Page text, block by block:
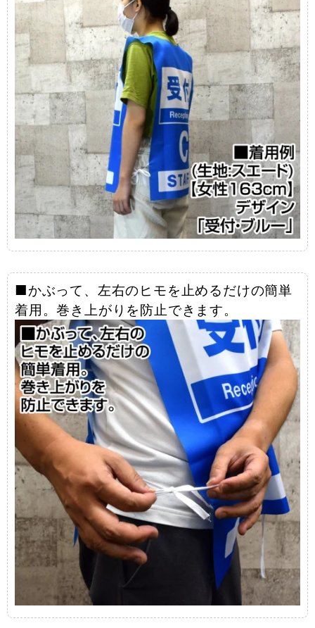
■かぶって、左右のヒモを止めるだけの簡単
着用。巻き上がりを防止できます。